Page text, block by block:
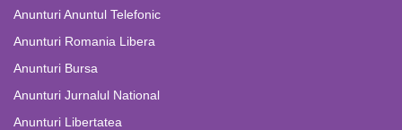
Anunturi Anuntul Telefonic
Anunturi Romania Libera
Anunturi Bursa
Anunturi Jurnalul National
Anunturi Libertatea